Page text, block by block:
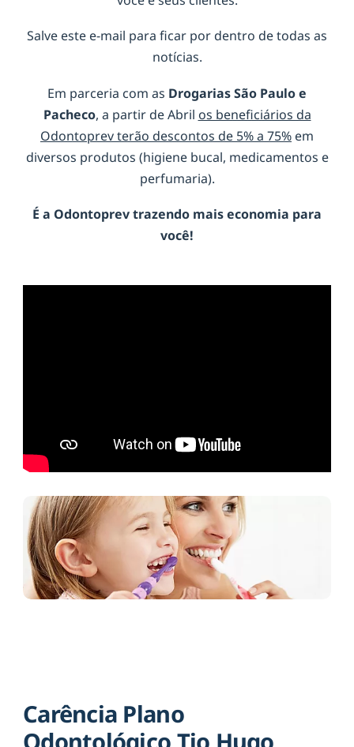
Salve este e-mail para ficar por dentro de todas as
notícias.
Em parceria com as Drogarias São Paulo e
Pacheco, a partir de Abril os beneficiários da
Odontoprev terão descontos de 5% a 75% em
diversos produtos (higiene bucal, medicamentos e
perfumaria).
É a Odontoprevtrazendo mais economia para
você!
Carência Plano
Odontológico Tio Hugo